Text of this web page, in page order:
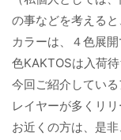
の事などを考えると
カラーは、４色展
色KAKTOSは入荷待
今回ご紹介してい
レイヤーが多くリ
お近くの方は、是